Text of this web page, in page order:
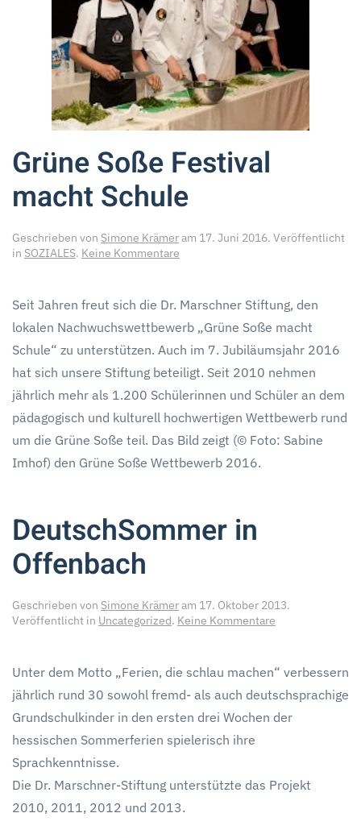
Grüne Soße Festival
macht Schule
Geschrieben von Simone Krämeram 17. Juni 2016. Veröffentlicht
in SOZIALES. Keine Kommentare
Festival
macht
Schule
Seit Jahren freut sich die Dr. Marschner Stiftung, den
lokalen Nachwuchswettbewerb „Grüne Soße macht
Schule“ zu unterstützen. Auch im 7. Jubiläumsjahr 2016
hat sich unsere Stiftung beteiligt. Seit 2010 nehmen
jährlich mehr als 1.200 Schülerinnen und Schüler an dem
pädagogisch und kulturell hochwertigen Wettbewerb rund
um die Grüne Soße teil. Das Bild zeigt (© Foto: Sabine
Imhof) den Grüne Soße Wettbewerb 2016.
DeutschSommer in
Offenbach
Geschrieben von Simone Krämeram 17. Oktober 2013.
Veröffentlicht in Uncategorized. Keine Kommentare
Offenbach
Unter dem Motto „Ferien, die schlau machen“ verbessern
jährlich rund 30 sowohl fremd- als auch deutschsprachige
Grundschulkinder in den ersten drei Wochen der
hessischen Sommerferien spielerisch ihre
Sprachkenntnisse.
Die Dr. Marschner-Stiftung unterstützte das Projekt
2010, 2011, 2012 und 2013.